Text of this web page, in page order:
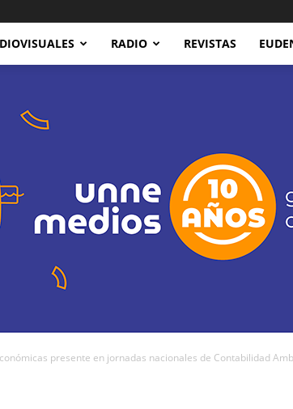
RADIO REVISTAS
presente en jornadas nacionales de Contabilidad